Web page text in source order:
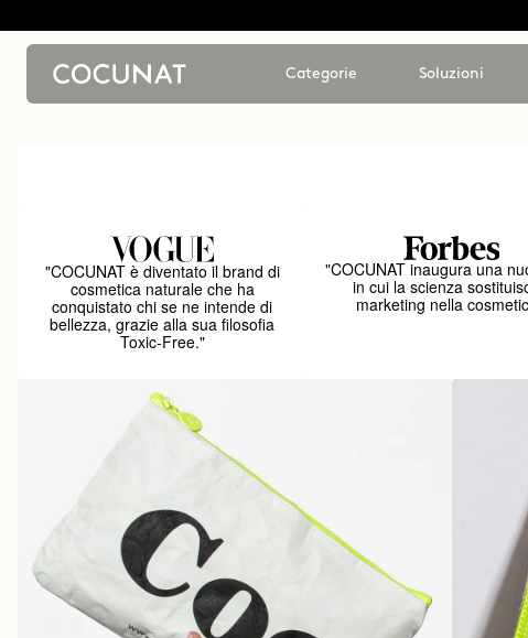
Categorie Soluzioni
"COCUNAT è diventato il brand di
cosmetica naturale che ha
conquistato chi se ne intende di
bellezza, grazie alla sua filosofia
Toxic-Free."
"COCUNAT inaugura una
in cui la scienza
marketing nella